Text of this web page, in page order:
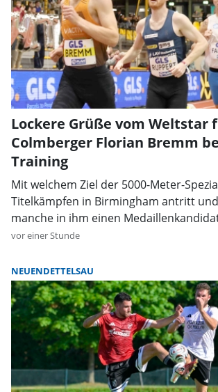
Lockere Grüße vom Weltstar
Colmberger Florian Bremm
Training
Mit welchem Ziel der 5000-Meter-
Titelkämpfen in Birmingham antritt
manche in ihm einen
vor einer Stunde
NEUENDETTELSAU